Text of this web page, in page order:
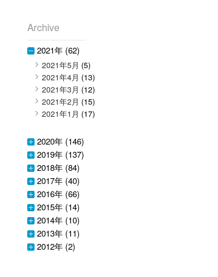
Archive
2021年 (62)
2021年5月 (5)
2021年4月 (13)
2021年3月 (12)
2021年2月 (15)
2021年1月 (17)
2020年 (146)
2019年 (137)
2018年 (84)
2017年 (40)
2016年 (66)
2015年 (14)
2014年 (10)
2013年 (11)
2012年 (2)